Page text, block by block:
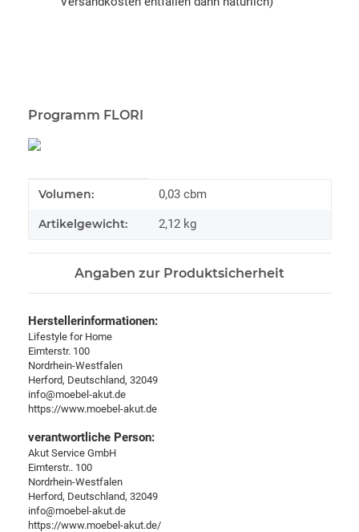
Programm FLORI
Produkteigenschaft
Wert
Volumen: 0,03 cbm
Artikelgewicht: 2,12 kg
Angaben zur Produktsicherheit
Herstellerinformationen:
Lifestyle for Home
Eimterstr. 100
Nordrhein-Westfalen
Herford, Deutschland, 32049
info@moebel-akut.de
https://www.moebel-akut.de
verantwortliche Person:
Akut Service GmbH
Eimterstr.. 100
Nordrhein-Westfalen
Herford, Deutschland, 32049
info@moebel-akut.de
https://www.moebel-akut.de/